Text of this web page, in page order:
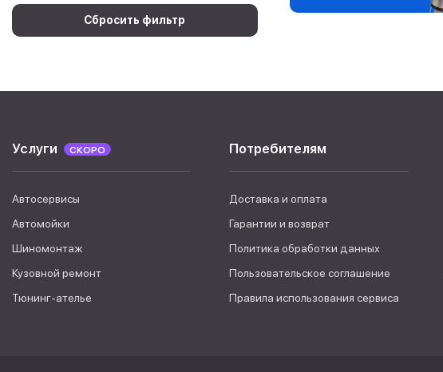
Сбросить фильтр
Услуги СКОРО
Автосервисы
Автомойки
Шиномонтаж
Кузовной ремонт
Тюнинг-ателье
Потребителям
Доставка и оплата
Гарантии и возврат
Политика обработки данных
Пользовательское соглашение
Правила использования сервиса